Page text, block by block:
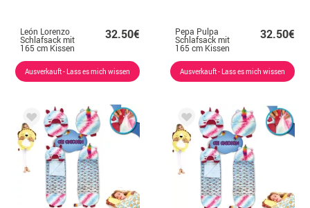
León Lorenzo
Schlafsack mit
165 cm Kissen
32.50€
Ausverkauft - Lass es mich wissen
Pepa Pulpa
Schlafsack mit
165 cm Kissen
32.50€
Ausverkauft - Lass es mich wissen